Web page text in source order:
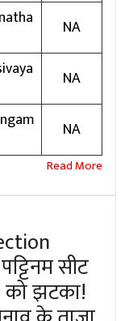
NA
NA
NA
सीट
को झटका!